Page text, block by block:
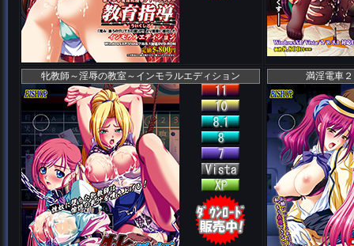
牝教師～淫辱の教室～インモラルエディション 満淫電車